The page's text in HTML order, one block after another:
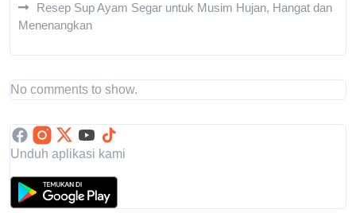
Resep Sup Ayam Segar untuk Musim Hujan, Hangat dan
Menenangkan
No comments to show.
Unduh aplikasi kami